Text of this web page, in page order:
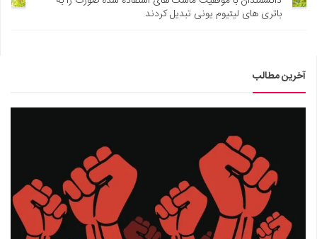
باتری های لیتیوم یونی تبدیل کردند
آخرین مطالب